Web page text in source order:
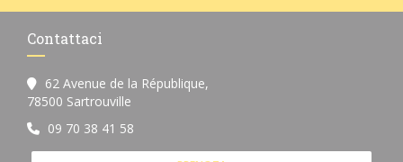
Contattaci
62 Avenue de la République,
78500 Sartrouville
09 70 38 41 58